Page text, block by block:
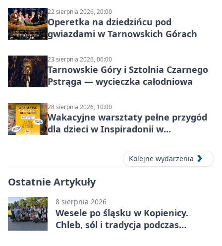
22 sierpnia 2026, 20:00
Operetka na dziedzińcu pod
gwiazdami w Tarnowskich Górach
23 sierpnia 2026, 06:00
Tarnowskie Góry i Sztolnia Czarnego
Pstrąga — wycieczka całodniowa
28 sierpnia 2026, 10:00
Wakacyjne warsztaty pełne przygód
dla dzieci w Inspiradonii w
Kolejne wydarzenia
Ostatnie Artykuły
8 sierpnia 2026
Wesele po śląsku w Kopienicy.
Chleb, sól i tradycja podczas